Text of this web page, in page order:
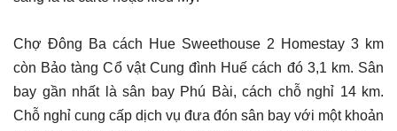
Chợ Đông Ba cách Hue Sweethouse 2 Homestay 3 km
còn Bảo tàng Cổ vật Cung đình Huế cách đó 3,1 km. Sân
bay gần nhất là sân bay Phú Bài, cách chỗ nghỉ 14 km.
Chỗ nghỉ cung cấp dịch vụ đưa đón sân bay với một khoản